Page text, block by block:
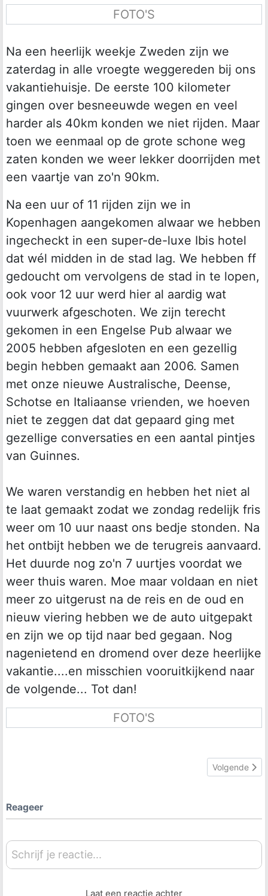
FOTO'S
Na een heerlijk weekje Zweden zijn we
zaterdag in alle vroegte weggereden bij ons
vakantiehuisje. De eerste 100 kilometer
gingen over besneeuwde wegen en veel
harder als 40km konden we niet rijden. Maar
toen we eenmaal op de grote schone weg
zaten konden we weer lekker doorrijden met
een vaartje van zo'n 90km.
Na een uur of 11 rijden zijn we in
Kopenhagen aangekomen alwaar we hebben
ingecheckt in een super-de-luxe Ibis hotel
dat wél midden in de stad lag. We hebben ff
gedoucht om vervolgens de stad in te lopen,
ook voor 12 uur werd hier al aardig wat
vuurwerk afgeschoten. We zijn terecht
gekomen in een Engelse Pub alwaar we
2005 hebben afgesloten en een gezellig
begin hebben gemaakt aan 2006. Samen
met onze nieuwe Australische, Deense,
Schotse en Italiaanse vrienden, we hoeven
niet te zeggen dat dat gepaard ging met
gezellige conversaties en een aantal pintjes
van Guinnes.
We waren verstandig en hebben het niet al
te laat gemaakt zodat we zondag redelijk fris
weer om 10 uur naast ons bedje stonden. Na
het ontbijt hebben we de terugreis aanvaard.
Het duurde nog zo'n 7 uurtjes voordat we
weer thuis waren. Moe maar voldaan en niet
meer zo uitgerust na de reis en de oud en
nieuw viering hebben we de auto uitgepakt
en zijn we op tijd naar bed gegaan. Nog
nagenietend en dromend over deze heerlijke
vakantie....en misschien vooruitkijkend naar
de volgende... Tot dan!
FOTO'S
Volgende
Volgende
Reageer
Schrijf je reactie...
Laat een reactie achter